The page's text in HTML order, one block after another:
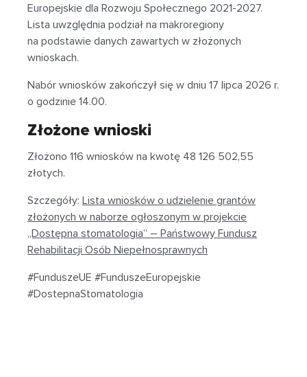
Europejskie dla Rozwoju Społecznego 2021-2027.
Lista uwzględnia podział na makroregiony
na podstawie danych zawartych w złożonych
wnioskach.
Nabór wniosków zakończył się w dniu 17 lipca 2026 r.
o godzinie 14.00.
Złożone wnioski
Złożono 116 wniosków na kwotę 48 126 502,55
złotych.
Szczegóły: Lista wniosków o udzielenie grantów
złożonych w naborze ogłoszonym w projekcie
„Dostępna stomatologia” – Państwowy Fundusz
Rehabilitacji Osób Niepełnosprawnych
#FunduszeUE #FunduszeEuropejskie
#DostepnaStomatologia